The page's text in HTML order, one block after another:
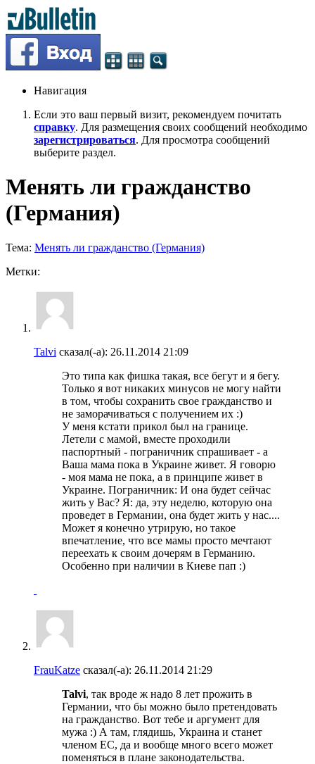
Навигация
Если это ваш первый визит, рекомендуем почитать
справку. Для размещения своих сообщений необходимо
зарегистрироваться. Для просмотра сообщений
выберите раздел.
Менять ли гражданство
(Германия)
Тема: Менять ли гражданство (Германия)
Метки:
Talvi сказал(-а): 26.11.2014 21:09
Это типа как фишка такая, все бегут и я бегу.
Только я вот никаких минусов не могу найти
в том, чтобы сохранить свое гражданство и
не заморачиваться с получением их :)
У меня кстати прикол был на границе.
Летели с мамой, вместе проходили
паспортный - пограничник спрашивает - а
Ваша мама пока в Украине живет. Я говорю
- моя мама не пока, а в принципе живет в
Украине. Пограничник: И она будет сейчас
жить у Вас? Я: да, эту неделю, которую она
проведет в Германии, она будет жить у нас....
Может я конечно утрирую, но такое
впечатление, что все мамы просто мечтают
переехать к своим дочерям в Германию.
Особенно при наличии в Киеве пап :)
FrauKatze сказал(-а): 26.11.2014 21:29
Talvi, так вроде ж надо 8 лет прожить в
Германии, что бы можно было претендовать
на гражданство. Вот тебе и аргумент для
мужа :) А там, глядишь, Украина и станет
членом ЕС, да и вообще много всего может
поменяться в плане законодательства.